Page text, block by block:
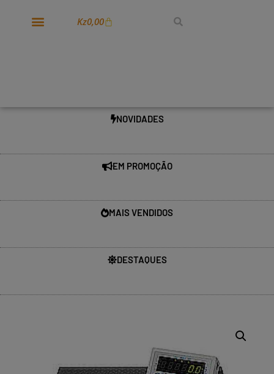
Kz0,00
NOVIDADES
EM PROMOÇÃO
MAIS VENDIDOS
DESTAQUES